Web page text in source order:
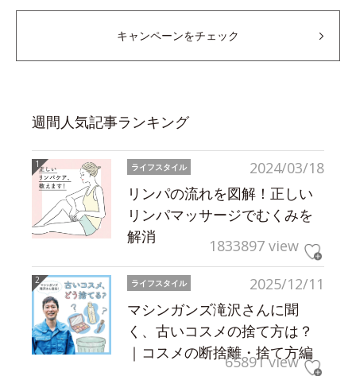
キャンペーンをチェック
週間人気記事ランキング
2024/03/18
ライフスタイル
リンパの流れを図解！正しい
リンパマッサージでむくみを
解消
1833897 view
2025/12/11
ライフスタイル
マシンガンズ滝沢さんに聞
く、古いコスメの捨て方は？
｜コスメの断捨離・捨て方編
65891 view